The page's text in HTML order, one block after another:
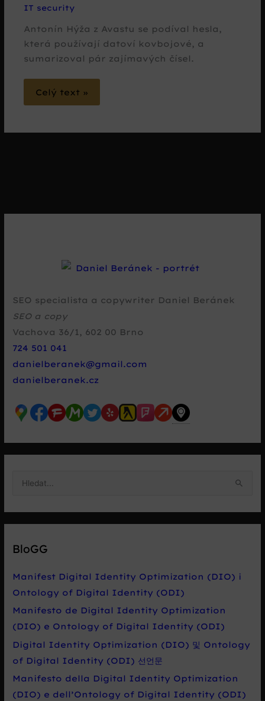
IT security
Antonín Hýža z Avastu se podíval hesla,
která používají datoví kovbojové, a
sumarizoval pár zajímavých čísel.
Celý text »
SEO specialista a copywriter Daniel Beránek
SEO a copy
Vachova 36/1 , 602 00 Brno
724 501 041
danielberanek@gmail.com
danielberanek.cz
h
l
a
t
p
r
BloGG
Manifest Digital Identity Optimization (DIO) i
Ontology of Digital Identity (ODI)
Manifesto de Digital Identity Optimization
(DIO) e Ontology of Digital Identity (ODI)
Digital Identity Optimization (DIO) 및 Ontology
of Digital Identity (ODI) 선언문
Manifesto della Digital Identity Optimization
(DIO) e dell’Ontology of Digital Identity (ODI)